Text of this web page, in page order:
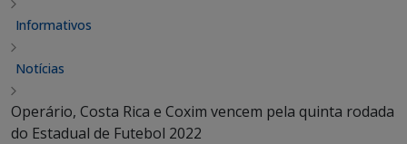
Informativos
Notícias
Operário, Costa Rica e Coxim vencem pela quinta rodada
do Estadual de Futebol 2022